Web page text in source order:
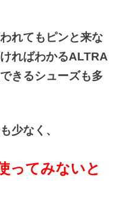
れてもピンと来な
ればわかるALTRA
きるシューズも多
少なく、
ってみないと